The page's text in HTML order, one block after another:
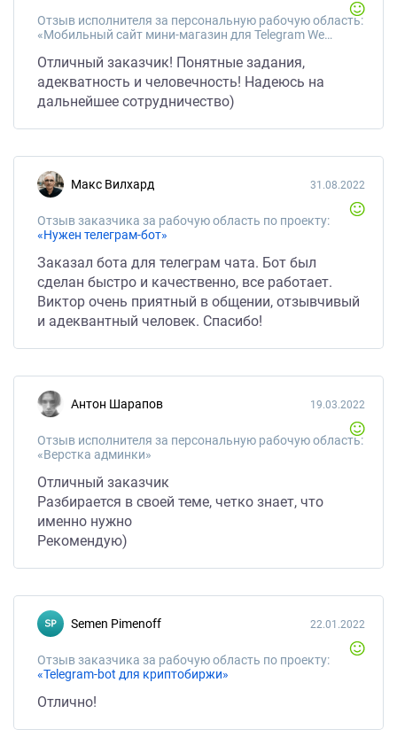
Отзыв исполнителя за персональную рабочую область:
«Мобильный сайт мини-магазин для Telegram WebApps»
Отличный заказчик! Понятные задания,
адекватность и человечность! Надеюсь на
дальнейшее сотрудничество)
Макс Вилхард
Отзыв заказчика за рабочую область по проекту:
«Нужен телеграм-бот»
31.08.2022
Заказал бота для телеграм чата. Бот был
сделан быстро и качественно, все работает.
Виктор очень приятный в общении, отзывчивый
и адеквантный человек. Спасибо!
Антон Шарапов
Отзыв исполнителя за персональную рабочую область:
«Верстка админки»
19.03.2022
Отличный заказчик
Разбирается в своей теме, четко знает, что
именно нужно
Рекомендую)
Semen Pimenoff
Отзыв заказчика за рабочую область по проекту:
«Telegram-bot для криптобиржи»
22.01.2022
Отлично!